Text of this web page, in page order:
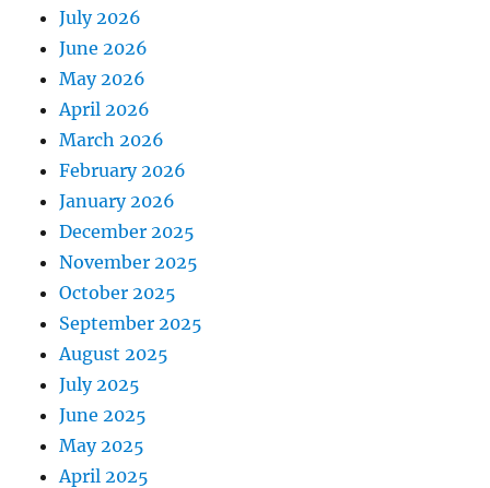
July 2026
June 2026
May 2026
April 2026
March 2026
February 2026
January 2026
December 2025
November 2025
October 2025
September 2025
August 2025
July 2025
June 2025
May 2025
April 2025